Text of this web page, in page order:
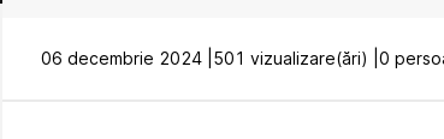
06 decembrie 2024 | 501 vizualizare(ări) | 0